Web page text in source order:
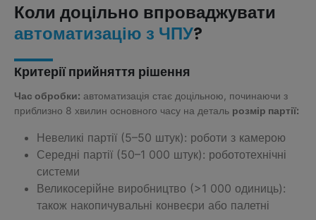
Коли доцільно впроваджувати
автоматизацію з ЧПУ?
Критерії прийняття рішення
Час обробки: автоматизація стає доцільною, починаючи з
приблизно 8 хвилин основного часу на деталь розмір партії:
Невеликі партії (5–50 штук): роботи з камерою
Середні партії (50–1 000 штук): робототехнічні
системи
Великосерійне виробництво (>1 000 одиниць):
також накопичувальні конвеєри або палетні